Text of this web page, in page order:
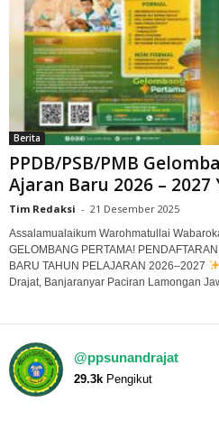
Berita
PPDB/PSB/PMB
Ajaran Baru 2026 – 2027
Tim Redaksi - 21 Desember 2025
Assalamualaikum Warohmatullai
GELOMBANG PERTAMA!
BARU TAHUN PELAJARAN 2026–2027
Drajat, Banjaranyar Paciran Lamongan
@ppsunandrajat
29.3k Pengikut